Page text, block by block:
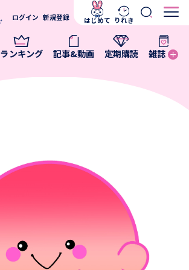
ランキング 記事&動画 定期購読 雑誌
ログイン 新規登録 はじめて りれき